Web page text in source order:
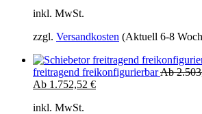
inkl. MwSt.
zzgl. Versandkosten (Aktuell 6-8
freitragend freikonfigurierbarAb
Ab 1.752,52 €
inkl. MwSt.